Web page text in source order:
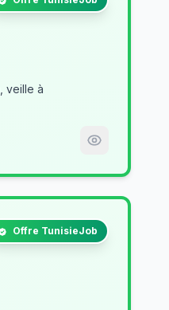
veille à
Offre TunisieJob